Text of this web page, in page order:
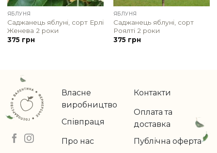
ЯБЛУНЯ
Саджанець яблуні, сорт Ерлі
Женева 2 роки
375 грн
ЯБЛУНЯ
Саджанець яблуні, сорт
Роялті 2 роки
375 грн
Власне
виробництво
Співпраця
Про нас
Контакти
Оплата та
доставка
Публічна оферта